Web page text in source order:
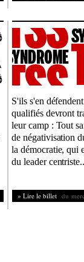
S'ils s'en
qualifiés devront
leur camp : Tout
de négativisation
la démocratie, qui
du leader
» Lire le billet du